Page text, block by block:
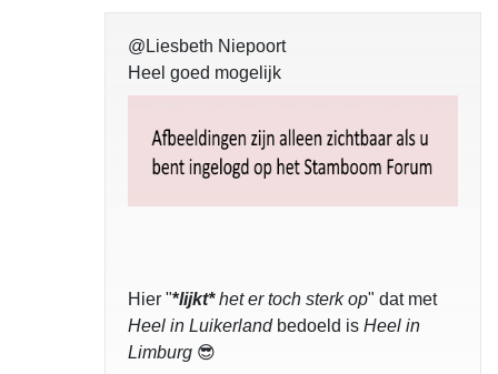
@Liesbeth Niepoort
Heel goed mogelijk
Hier "*lijkt*het er toch sterk op" dat met
Heel in Luikerlandbedoeld is Heel in
Limburg 😎